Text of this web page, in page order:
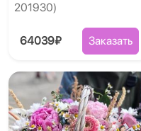
201930)
64039₽ Заказать